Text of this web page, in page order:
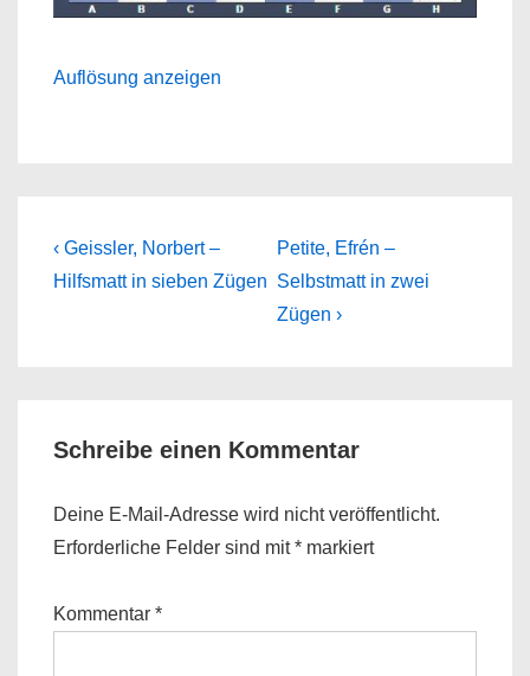
Auflösung anzeigen
Beitragsnavigation
Previous
Post
‹ Geissler, Norbert –
Hilfsmatt in sieben Zügen
Next
Post
is
Petite, Efrén –
Selbstmatt in zwei
Zügen ›
Schreibe einen Kommentar
Deine E-Mail-Adresse wird nicht veröffentlicht.
Erforderliche Felder sind mit* markiert
Kommentar *